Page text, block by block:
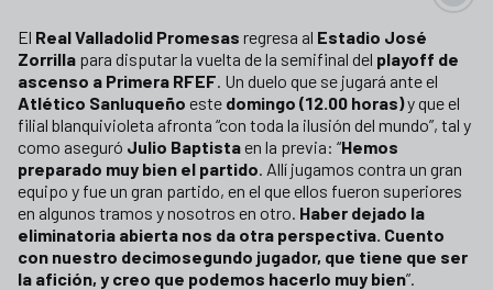
El Real Valladolid Promesas regresa al Estadio José
Zorrilla para disputar la vuelta de la semifinal del playoff de
ascenso a Primera RFEF. Un duelo que se jugará ante el
Atlético Sanluqueño este domingo (12.00 horas)y que el
filial blanquivioleta afronta “con toda la ilusión del mundo”, tal y
como aseguró Julio Baptistaen la previa: “Hemos
preparado muy bien el partido. Allí jugamos contra un gran
equipo y fue un gran partido, en el que ellos fueron superiores
en algunos tramos y nosotros en otro. Haber dejado la
eliminatoria abierta nos da otra perspectiva. Cuento
con nuestro decimosegundo jugador, que tiene que ser
la afición, y creo que podemos hacerlo muy bien”.